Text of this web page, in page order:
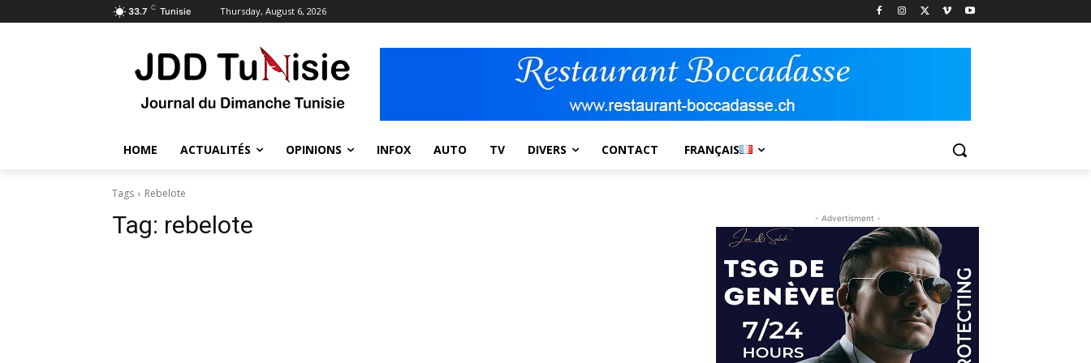
33.7 C Tunisie Thursday, August 6, 2026
HOME ACTUALITÉS OPINIONS INFOX AUTO TV DIVERS CONTACT FRANÇAIS
Tags Rebelote
Tag: rebelote - Advertisment -